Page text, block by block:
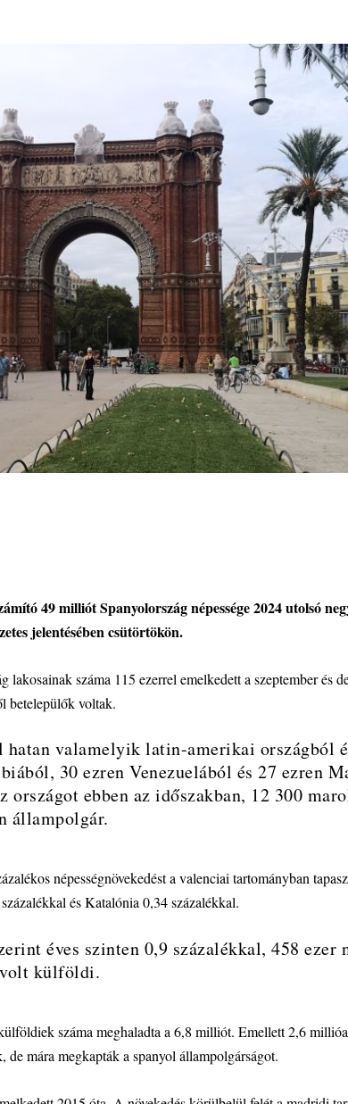
49 milliót Spanyolország népessége 2024 utolsó
jelentésében csütörtökön.
lakosainak száma 115 ezerrel emelkedett a szeptember és
betelepülők voltak.
valamelyik latin-amerikai országból
30 ezren Venezuelából és 27 ezren
ebben az időszakban, 12 300
állampolgár.
népességnövekedést a valenciai tartományban
és Katalónia 0,34 százalékkal.
éves szinten 0,9 százalékkal, 458 ezer
volt külföldi.
száma meghaladta a 6,8 milliót. Emellett 2,6
mára megkapták a spanyol állampolgárságot.